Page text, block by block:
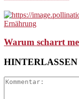
Ernährung
Warum scharrt